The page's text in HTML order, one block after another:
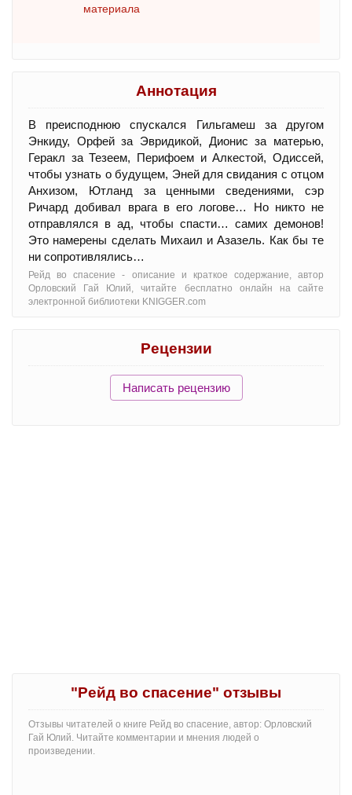
материала
Аннотация
В преисподнюю спускался Гильгамеш за другом
Энкиду, Орфей за Эвридикой, Дионис за матерью,
Геракл за Тезеем, Перифоем и Алкестой, Одиссей,
чтобы узнать о будущем, Эней для свидания с отцом
Анхизом, Ютланд за ценными сведениями, сэр
Ричард добивал врага в его логове… Но никто не
отправлялся в ад, чтобы спасти… самих демонов!
Это намерены сделать Михаил и Азазель. Как бы те
ни сопротивлялись…
Рейд во спасение - oписание и краткое содержание, автор
Орловский Гай Юлий, читайте бесплатно онлайн на сайте
электронной библиотеки KNIGGER.com
Рецензии
Написать рецензию
"Рейд во спасение" отзывы
Отзывы читателей о книге Рейд во спасение, автор: Орловский
Гай Юлий. Читайте комментарии и мнения людей о
произведении.